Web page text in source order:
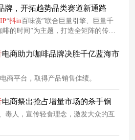
部品牌，开展#怦然心动焕新家#活
牌，开拓趋势品类赛道新通路
IP“抖in 百味赏”联合巨量引擎、巨量千
啡的时间”为主题，打造全矩阵的传播
口来为自己造势。
电商助力咖啡品牌决胜千亿蓝海市
电商平台，取得产品销售佳绩。
电商祭出抢占增量市场的杀手锏
毒人，宣传轻食理念，激发大众的互